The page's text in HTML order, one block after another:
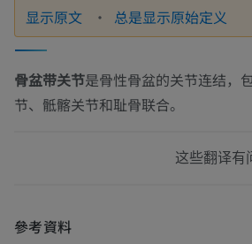
显示原文 总是显示原始定义
骨盆带关节是骨性骨盆的关节连结，
节、骶髂关节和耻骨联合。
这些翻译有
參考資料